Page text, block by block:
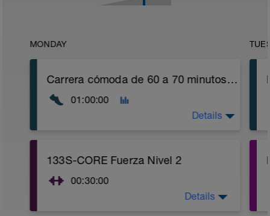
MONDAY
Carrera cómoda de 60 a 70 minutos. Opcional: Entrenamiento cruzado suave: bicicleta, natación o senderismo con desnivel de 75 a 90 minutos.
01:00:00
puedas mantener sin esfuerzo.
Details
133S-CORE Fuerza Nivel 2
00:30:00
Details